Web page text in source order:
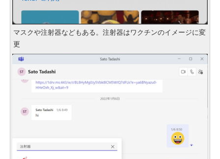
マスクや注射器などもある。注射器はワクチンのイメージに変
更